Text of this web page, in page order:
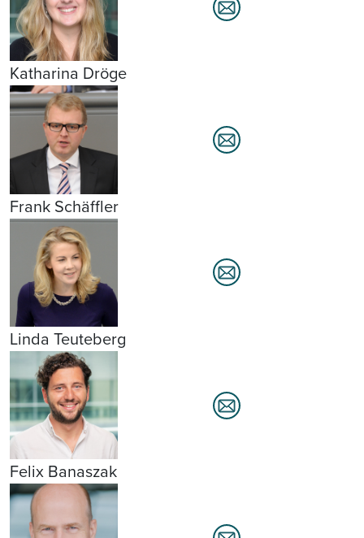
Katharina Dröge
Frank Schäffler
Linda Teuteberg
Felix Banaszak